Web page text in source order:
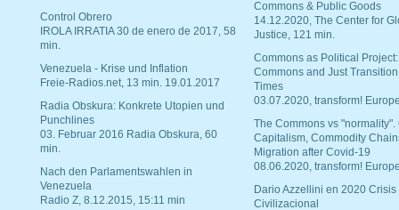
Control Obrero
IROLA IRRATIA 30 de enero de 2017, 58
min.
Venezuela - Krise und Inflation
Freie-Radios.net, 13 min. 19.01.2017
Radia Obskura: Konkrete Utopien und
Punchlines
03. Februar 2016 Radia Obskura, 60
min.
Nach den Parlamentswahlen in
Venezuela
Radio Z, 8.12.2015, 15:11 min
Commons & Public Goods
14.12.2020, The Center for
Justice, 121 min.
Commons as Political Project:
Commons and Just
Times
03.07.2020, transform!
The Commons vs "normality".
Capitalism, Commodity
Migration after Covid-19
08.06.2020, transform!
Dario Azzellini en 2020 Crisis
Civilizacional